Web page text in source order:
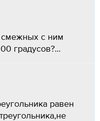
смежных с ним
градусов?...
равен